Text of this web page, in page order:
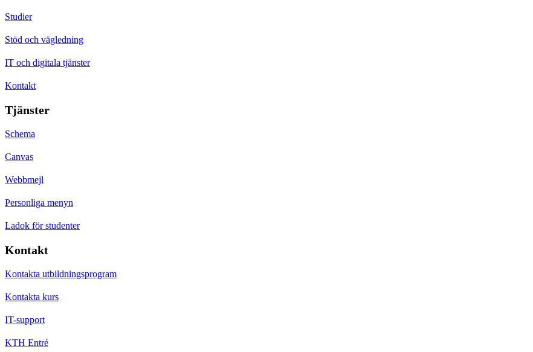
Studier
Stöd och vägledning
IT och digitala tjänster
Kontakt
Tjänster
Schema
Canvas
Webbmejl
Personliga menyn
Ladok för studenter
Kontakt
Kontakta utbildningsprogram
Kontakta kurs
IT-support
KTH Entré